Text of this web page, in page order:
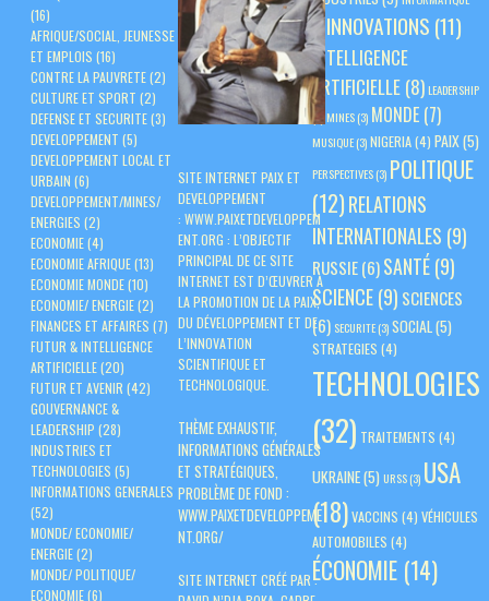
(16)
AFRIQUE/SOCIAL, JEUNESSE
ET EMPLOIS (16)
CONTRE LA PAUVRETE(2)
CULTURE ET SPORT (2)
DEFENSE ET SECURITE(3)
DEVELOPPEMENT (5)
DEVELOPPEMENT LOCAL ET
URBAIN (6)
DEVELOPPEMENT/MINES/
ENERGIES (2)
ECONOMIE(4)
ECONOMIE AFRIQUE(13)
ECONOMIE MONDE(10)
ECONOMIE/ ENERGIE(2)
FINANCES ET AFFAIRES (7)
FUTUR & INTELLIGENCE
ARTIFICIELLE(20)
FUTUR ET AVENIR (42)
GOUVERNANCE &
LEADERSHIP (28)
INDUSTRIES ET
TECHNOLOGIES (5)
INFORMATIONS GENERALES
(52)
MONDE/ ECONOMIE/
ENERGIE(2)
MONDE/ POLITIQUE/
ECONOMIE(6)
(3) INNOVATIONS (11)
INTELLIGENCE
ARTIFICIELLE (8)LEADERSHIP
(3)MINES(3) MONDE (7)
MUSIQUE(3)NIGERIA(4) PAIX(5)
PERSPECTIVES(3) POLITIQUE
(12)RELATIONS
INTERNATIONALES (9)
RUSSIE(6)SANTÉ(9)
SCIENCE(9) SCIENCES
(6) SECURITE(3)SOCIAL(5)
STRATEGIES (4)
TECHNOLOGIES
(32) TRAITEMENTS (4)
UKRAINE(5)URSS(3) USA
(18)VACCINS (4) VÉHICULES
AUTOMOBILES (4)
ÉCONOMIE (14)
SITE INTERNET PAIX ET
DEVELOPPEMENT
:WWW.PAIXETDEVELOPPEM
ENT.ORG : L’OBJECTIF
PRINCIPAL DE CE SITE
INTERNET EST D’ŒUVRER À
LA PROMOTION DE LA PAIX,
DU DÉVELOPPEMENT ET DE
L’INNOVATION
SCIENTIFIQUE ET
TECHNOLOGIQUE.
THÈME EXHAUSTIF,
INFORMATIONS GÉNÉRALES
ET STRATÉGIQUES,
PROBLÈME DE FOND :
WWW.PAIXETDEVELOPPEME
NT.ORG/
SITE INTERNET CRÉÉ PAR :